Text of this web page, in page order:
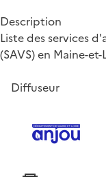
Description
Liste des services
(SAVS) en Maine-et-
Diffuseur